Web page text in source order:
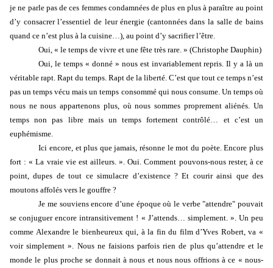
je ne parle pas de ces femmes condamnées de plus en plus à paraître au point
d’y consacrer l’essentiel de leur énergie (cantonnées dans la salle de bains
quand ce n’est plus à la cuisine…), au point d’y sacrifier l’être.
Oui, « le temps de vivre et une fête très rare. » (Christophe Dauphin)
Oui, le temps « donné » nous est invariablement repris. Il y a là un
véritable rapt. Rapt du temps. Rapt de la liberté. C’est que tout ce temps n’est
pas un temps vécu mais un temps consommé qui nous consume. Un temps où
nous ne nous appartenons plus, où nous sommes proprement aliénés. Un
temps non pas libre mais un temps fortement contrôlé… et c’est un
euphémisme.
Ici encore, et plus que jamais, résonne le mot du poète. Encore plus
fort : « La vraie vie est ailleurs. ». Oui. Comment pouvons-nous rester, à ce
point, dupes de tout ce simulacre d’existence ? Et courir ainsi que des
moutons affolés vers le gouffre ?
Je me souviens encore d’une époque où le verbe "attendre" pouvait
se conjuguer encore intransitivement ! « J’attends… simplement. ». Un peu
comme Alexandre le bienheureux qui, à la fin du film d’Yves Robert, va «
voir simplement ». Nous ne faisions parfois rien de plus qu’attendre et le
monde le plus proche se donnait à nous et nous nous offrions à ce « nous-